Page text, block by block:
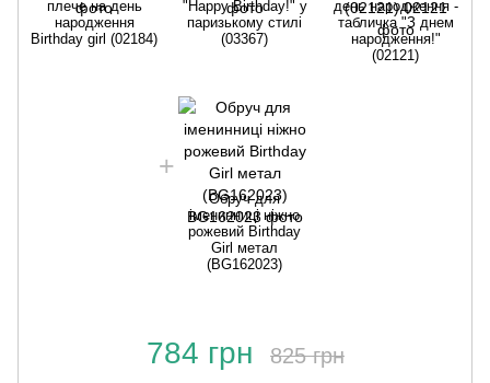
плече на день
народження
Birthday girl (02184)
"Happy Birthday!" у
паризькому стилі
(03367)
день народження -
табличка "З днем
народження!"
(02121)
Обруч для
іменинниці ніжно
рожевий Birthday
Girl метал
(BG162023)
784 грн 825 грн